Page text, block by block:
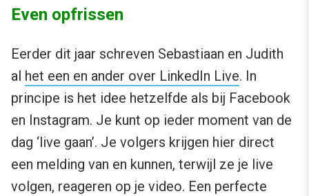
Even opfrissen
Eerder dit jaar schreven Sebastiaan en Judith
al het een en ander over LinkedIn Live. In
principe is het idee hetzelfde als bij Facebook
en Instagram. Je kunt op ieder moment van de
dag ‘live gaan’. Je volgers krijgen hier direct
een melding van en kunnen, terwijl ze je live
volgen, reageren op je video. Een perfecte